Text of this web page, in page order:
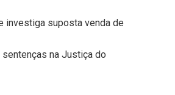
investiga suposta venda de
na Justiça do